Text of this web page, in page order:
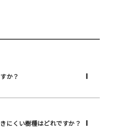
か？
にくい樹種はどれですか？